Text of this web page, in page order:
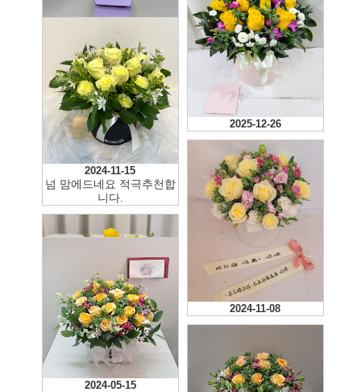
2026-01-08 2025-12-26
2025-10-25
2024-11-15
넘 맘에드네요 적극추천합
니다.
2024-11-08
2024-06-08
2024-05-15